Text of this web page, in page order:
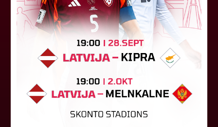
Latvijas tiesnešiem uztic darbu
UEFA Eiropas līgā